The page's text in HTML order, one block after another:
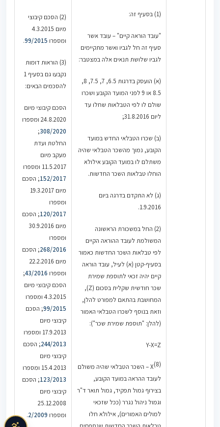
(1) בסעיף זה:
"עובד הוראה קיים" – עובד אשר
סעיף זה חל לגביו ואשר מתקיימים
לגביו שלושת תנאים אלה במצטבר:
(א) הועסק בדרגות 6.5, 7, 7.5, 8,
8.5 או 9 לפני המועד הקובע ושכרו
שולם לו לפי הטבלאות שחלו עד
ליום 31.8.2016;
(ב) שכרו הטבלאי החדש במועד
הקובע, נמוך מהשכר הטבלאי שהיה
משתלם לו במועד הקובע אילולא
הוחלו טבלאות השכר החדשות.
(ג) לא התקדם בדרגה ביום
1.9.2016.
(2) החל במשכורת הראשונה
המשולמת לעובד ההוראה הקיים
לפי טבלאות השכר החדשות כאמור
בסעיף-קטן (א) לעיל, עובד הוראה
קיים יהיה זכאי לתוספת שמירת
שכר חודשית שקלית בסכום (Z),
המחושבת בהתאם למפורט להלן,
וזאת בנוסף לשכרו הטבלאי האמור
(להלן: "תוספת שמירת שכר"):
Y-X=Z
X(8)
– השכר הטבלאי שהיה משולם
לעובד ההראה במועד הקובע,
בצירוף גמול תפקיד, גמול תואר ד"ר
וגמול ניהול נגרר (ככל שזכאי
למולים האמורים), אילולא חלו
(2) הסכם קיבוצי
מיום 4.3.2015
ומספרו 99/2015
.
(3) הוראות דומות
נקבעו גם בסעיף 1
להסכמים הבאים:
הסכם קיבוצי מיום
24.8.2020 ומספרו
308/2020
;
החלטת ועדת
מעקב מיום
11.5.2017 ומספרו
152/2017; הסכם
מיום 19.3.2017
ומספרו
120/2017; הסכם
מיום 30.9.2016
ומספרו
268/2016; הסכם
מיום 22.2.2016
ומספרו 43/2016
;
הסכם קיבוצי מיום
4.3.2015 ומספרו
99/2015; הסכם
קיבוצי מיום
17.9.2013 ומספרו
244/2013; הסכם
קיבוצי מיום
15.4.2013 ומספרו
123/2013; הסכם
קיבוצי מיום
25.12.2008
ומספרו 2/2009
.